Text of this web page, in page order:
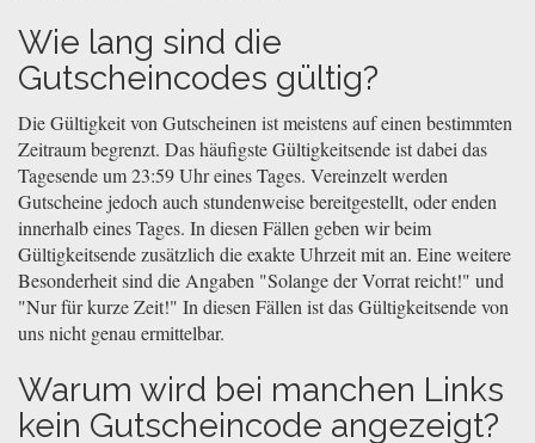
Wie lang sind die
Gutscheincodes gültig?
Die Gültigkeit von Gutscheinen ist meistens auf einen bestimmten
Zeitraum begrenzt. Das häufigste Gültigkeitsende ist dabei das
Tagesende um 23:59 Uhr eines Tages. Vereinzelt werden
Gutscheine jedoch auch stundenweise bereitgestellt, oder enden
innerhalb eines Tages. In diesen Fällen geben wir beim
Gültigkeitsende zusätzlich die exakte Uhrzeit mit an. Eine weitere
Besonderheit sind die Angaben "Solange der Vorrat reicht!" und
"Nur für kurze Zeit!" In diesen Fällen ist das Gültigkeitsende von
uns nicht genau ermittelbar.
Warum wird bei manchen Links
kein Gutscheincode angezeigt?